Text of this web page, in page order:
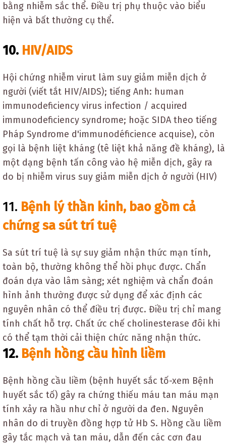
bằng nhiễm sắc thể. Điều trị phụ thuộc vào biểu
hiện và bất thường cụ thể.
10. HIV/AIDS
Hội chứng nhiễm virut làm suy giảm miễn dịch ở
người (viết tắt HIV/AIDS); tiếng Anh: human
immunodeficiency virus infection / acquired
immunodeficiency syndrome; hoặc SIDA theo tiếng
Pháp Syndrome d'immunodéficience acquise), còn
gọi là bệnh liệt kháng (tê liệt khả năng đề kháng), là
một dạng bệnh tấn công vào hệ miễn dịch, gây ra
do bị nhiễm virus suy giảm miễn dịch ở người (HIV)
11. Bệnh lý thần kinh, bao gồm cả
chứng sa sút trí tuệ
Sa sút trí tuệ là sự suy giảm nhận thức mạn tính,
toàn bộ, thường không thể hồi phục được. Chẩn
đoán dựa vào lâm sàng; xét nghiệm và chẩn đoán
hình ảnh thường được sử dụng để xác định các
nguyên nhân có thể điều trị được. Điều trị chỉ mang
tính chất hỗ trợ. Chất ức chế cholinesterase đôi khi
có thể tạm thời cải thiện chức năng nhận thức.
12. Bệnh hồng cầu hình liềm
Bệnh hồng cầu liềm (bệnh huyết sắc tố-xem Bệnh
huyết sắc tố) gây ra chứng thiếu máu tan máu mạn
tính xảy ra hầu như chỉ ở người da đen. Nguyên
nhân do di truyền đồng hợp tử Hb S. Hồng cầu liềm
gây tắc mạch và tan máu, dẫn đến các cơn đau